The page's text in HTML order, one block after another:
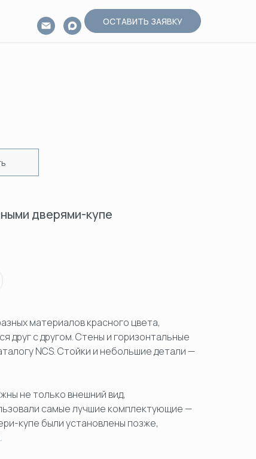
ОСТАВИТЬ ЗАЯВКУ
дверями-купе
материалов красного цвета,
друг с другом. Стены и горизонтальные
NCS. Стойки и небольшие детали —
не только внешний вид,
самые лучшие комплектующие —
купе были установлены позже,